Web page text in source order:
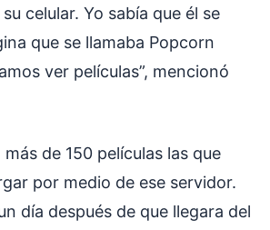
celular. Yo sabía que él se
que se llamaba Popcorn
ver películas”, mencionó
de 150 películas las que
por medio de ese servidor.
día después de que llegara del